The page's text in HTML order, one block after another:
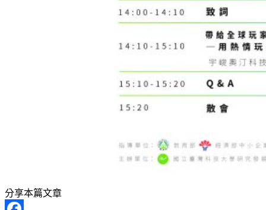
分享本篇文章